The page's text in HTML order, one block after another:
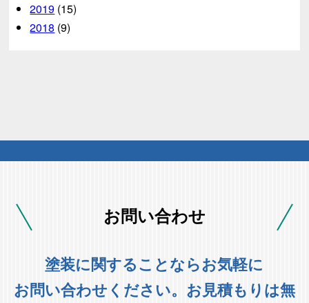
2019 (15)
2018 (9)
お問い合わせ
塗装に関することならお気軽に
お問い合わせください。お見積もりは無